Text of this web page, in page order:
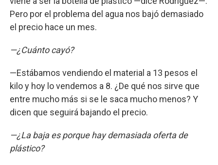
Pero por el problema del agua nos bajó demasiado
el precio hace un mes.
—¿Cuánto cayó?
—Estábamos vendiendo el material a 13 pesos el
kilo y hoy lo vendemos a 8. ¿De qué nos sirve que
entre mucho más si se le saca mucho menos? Y
dicen que seguirá bajando el precio.
—¿La baja es porque hay demasiada oferta de
plástico?